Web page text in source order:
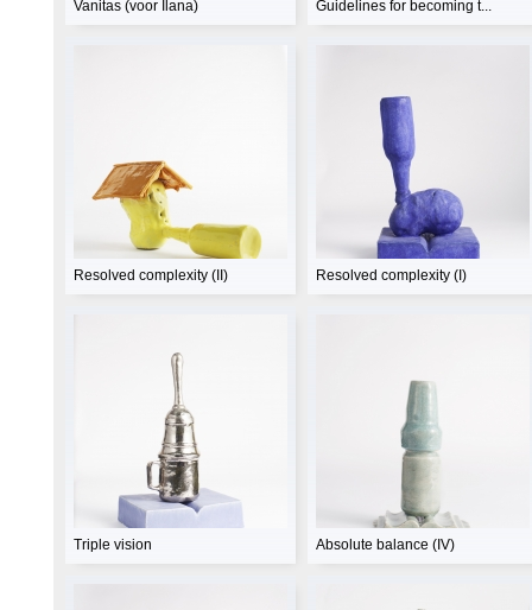
Vanitas (voor Ilana) Guidelines for becoming t...
Resolved complexity (II) Resolved complexity (I)
Triple vision Absolute balance (IV)